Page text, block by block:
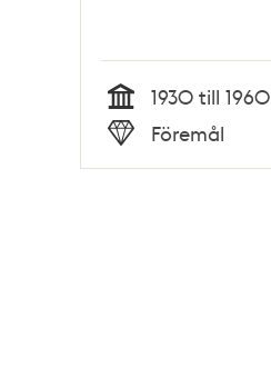
Tid
1930 till 1960
Typ
Föremål